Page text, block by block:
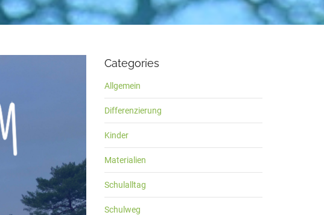
Categories
Allgemein
Differenzierung
Kinder
Materialien
Schulalltag
Schulweg